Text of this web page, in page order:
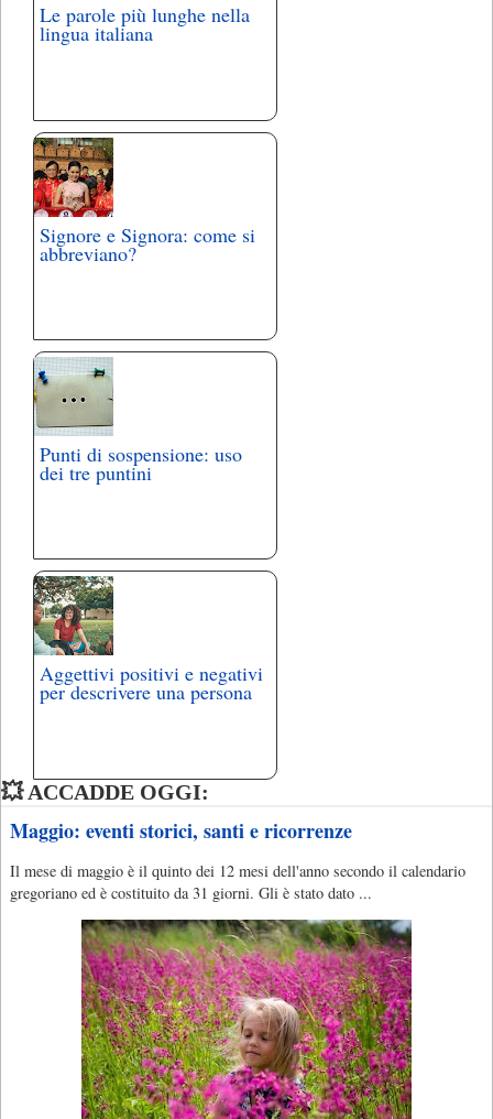
Le parole più lunghe nella
lingua italiana
Signore e Signora: come si
abbreviano?
Punti di sospensione: uso
dei tre puntini
Aggettivi positivi e negativi
per descrivere una persona
💥 ACCADDE OGGI:
Maggio: eventi storici, santi e ricorrenze
Il mese di maggio è il quinto dei 12 mesi dell'anno secondo il calendario
gregoriano ed è costituito da 31 giorni. Gli è stato dato ...